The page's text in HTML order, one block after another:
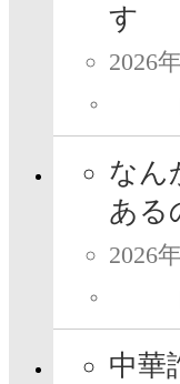
す
2026
なん
ある
2026
中華